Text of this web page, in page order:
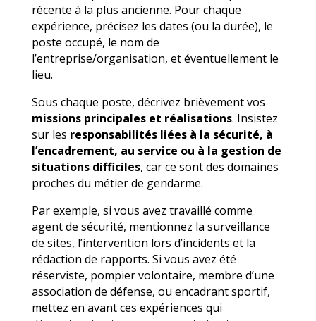
récente à la plus ancienne. Pour chaque
expérience, précisez les dates (ou la durée), le
poste occupé, le nom de
l’entreprise/organisation, et éventuellement le
lieu.
Sous chaque poste, décrivez brièvement vos
missions principales et réalisations. Insistez
sur les responsabilités liées à la sécurité, à
l’encadrement, au service ou à la gestion de
situations difficiles, car ce sont des domaines
proches du métier de gendarme.
Par exemple, si vous avez travaillé comme
agent de sécurité, mentionnez la surveillance
de sites, l’intervention lors d’incidents et la
rédaction de rapports. Si vous avez été
réserviste, pompier volontaire, membre d’une
association de défense, ou encadrant sportif,
mettez en avant ces expériences qui